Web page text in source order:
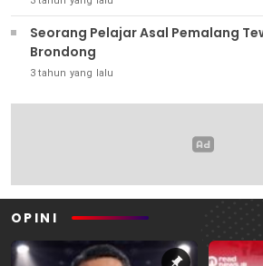
Seorang Pelajar Asal Pemalang
Brondong
3 tahun yang lalu
OPINI